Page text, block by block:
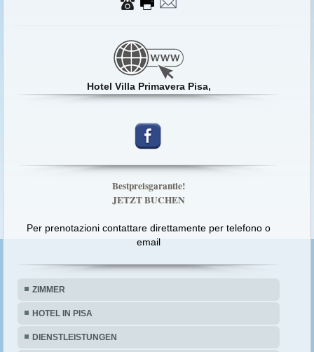
Hotel Villa Primavera Pisa,
Bestpreisgarantie!
JETZT BUCHEN
Per prenotazioni contattare direttamente per telefono o
email
ZIMMER
HOTEL IN PISA
DIENSTLEISTUNGEN